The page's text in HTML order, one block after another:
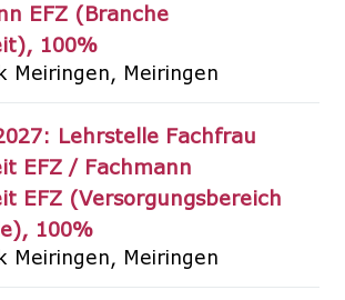
EFZ (Branche
100%
Meiringen Meiringen
Lehrstelle Fachfrau
EFZ / Fachmann
EFZ (Versorgungsbereich
100%
Meiringen Meiringen